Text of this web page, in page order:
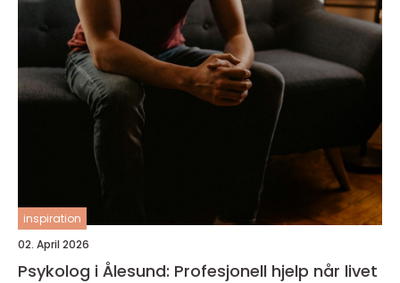
inspiration
02. April 2026
Psykolog i Ålesund: Profesjonell hjelp når livet